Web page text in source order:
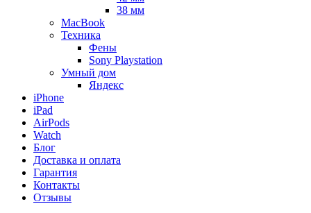
38 мм
MacBook
Техника
Фены
Sony Playstation
Умный дом
Яндекс
iPhone
iPad
AirPods
Watch
Блог
Доставка и оплата
Гарантия
Контакты
Отзывы